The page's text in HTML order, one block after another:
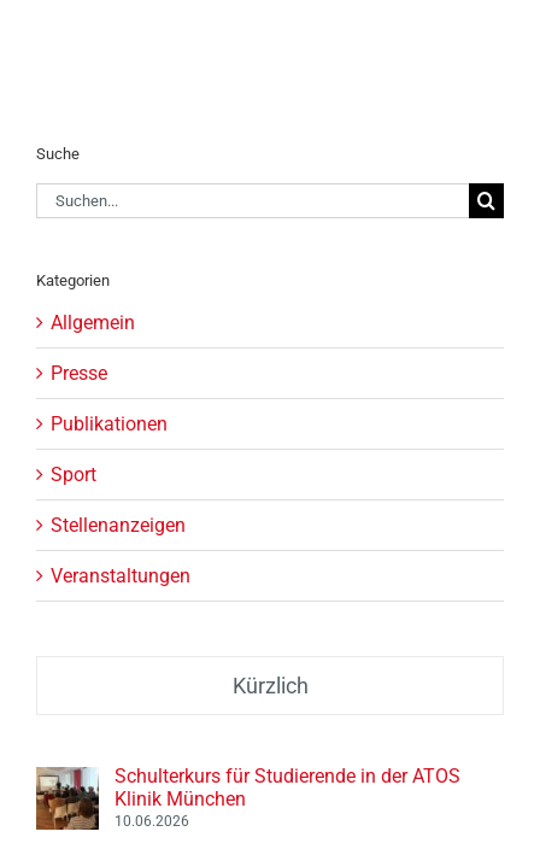
Suche
Suche
nach:
Kategorien
Allgemein
Presse
Publikationen
Sport
Stellenanzeigen
Veranstaltungen
Kürzlich
Schulterkurs für Studierende in der ATOS
Klinik München
10.06.2026